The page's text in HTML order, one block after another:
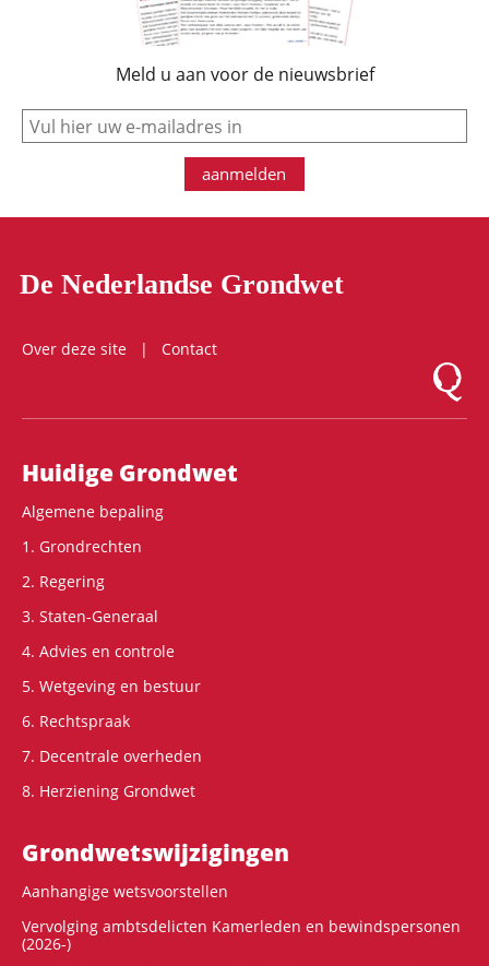
Meld u aan voor de nieuwsbrief
e-mail
aanmelden
De Nederlandse Grondwet
Over deze site
Contact
Logo
Hoofdnavigatie
Huidige Grondwet
Algemene bepaling
1. Grondrechten
2. Regering
3. Staten-Generaal
4. Advies en controle
5. Wetgeving en bestuur
6. Rechtspraak
7. Decentrale overheden
8. Herziening Grondwet
Grondwets­wijzigingen
Aanhangige wetsvoorstellen
Vervolging ambtsdelicten Kamerleden en bewindspersonen
(2026-)